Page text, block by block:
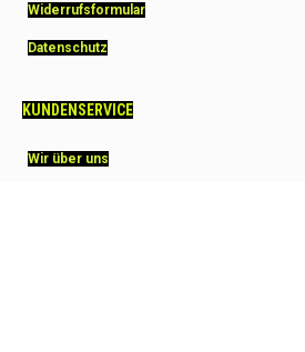
Widerrufsformular
Datenschutz
KUNDENSERVICE
Wir über uns